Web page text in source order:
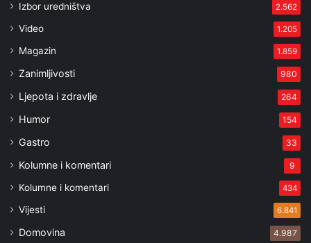
Izbor uredništva 2.562
Video 1.205
Magazin 1.859
Zanimljivosti 980
Ljepota i zdravlje 264
Humor 154
Gastro 33
Kolumne i komentari 9
Kolumne i komentari 434
Vijesti 6.841
Domovina 4.987